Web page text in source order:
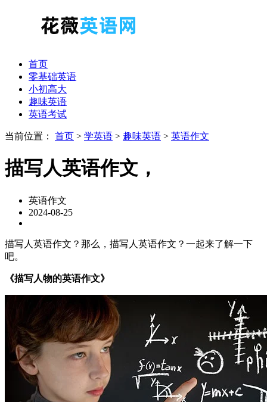
首页
零基础英语
小初高大
趣味英语
英语考试
当前位置： 首页 > 学英语 > 趣味英语 > 英语作文
描写人英语作文，
英语作文
2024-08-25
描写人英语作文？那么，描写人英语作文？一起来了解一下
吧。
《描写人物的英语作文》